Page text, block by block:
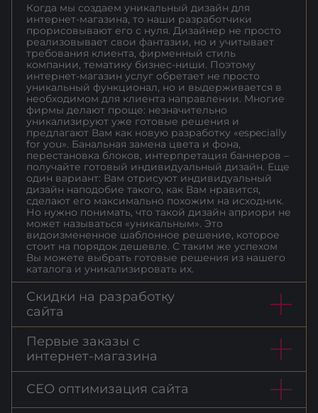
Когда мы создаем уникальный дизайн для
интернет-магазина, то наши разработчики
прорисовывают его с нуля. Дизайнер не просто
реализовывает свои фантазии, но и учитывает
требования клиента, фирменный стиль
компании, тематику бизнес-ниши. Поэтому
интернет-магазин услуг обретает не просто
уникальный функционал, но и выдерживается в
необходимом для клиента направлении. Многие
фирмы делают проще: незначительно
уникализируют уже готовые решения и
предлагают Вам как новую разработку «especially
for you». Банальная замена цвета и фона,
перестановка блоков, интерпретация баннеров –
получайте готовый индивидуальный дизайн. Еще
один вариант: Вам отрисуют индивидуальный
дизайн наподобие такого, как Вам нравится,
сделают его максимально похожим на исходник.
Но нужно понимать, что такой дизайн априори не
может называться «уникальным». Это
видоизмененное шаблонное решение, которое
стоит на порядок дешевле. С таким же успехом
Вы можете выбрать готовые решения из нашего
каталога и уникализировать их.
Скидки на разработку
сайта
Первые заказы с
интернет-магазина
СЕО оптимизация сайта